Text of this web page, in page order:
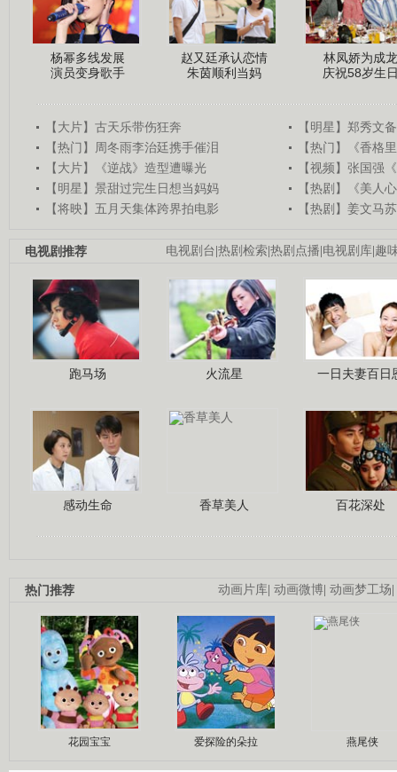
杨幂多线发展
演员变身歌手
赵又廷承认恋情
朱茵顺利当妈
林凤娇为成龙
庆祝58岁生
【大片】古天乐带伤狂奔
【明星】郑秀文
【热门】周冬雨李治廷携手催泪
【热门】《香格
【大片】《逆战》造型遭曝光
【视频】张国强
【明星】景甜过完生日想当妈妈
【热剧】《美人
【将映】五月天集体跨界拍电影
【热剧】姜文马
电视剧台 热剧检索 热剧点播 电视剧库 趣
电视剧推荐
跑马场 火流星 一日夫妻百日
感动生命 香草美人 百花深处
动画片库 动画微博 动画梦工场
热门推荐
花园宝宝 爱探险的朵拉 燕尾侠